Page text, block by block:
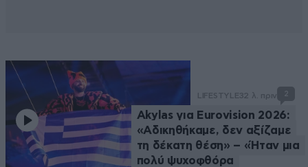
LIFESTYLE32 λ. πριν 2
Akylas για Eurovision 2026:
«Aδικηθήκαμε, δεν αξίζαμε
τη δέκατη θέση» – «Ήταν μια
πολύ ψυχοφθόρα